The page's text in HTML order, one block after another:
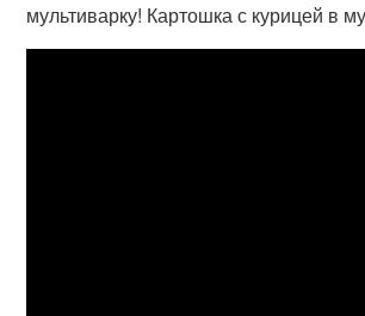
мультиварку! Картошка с курицей в